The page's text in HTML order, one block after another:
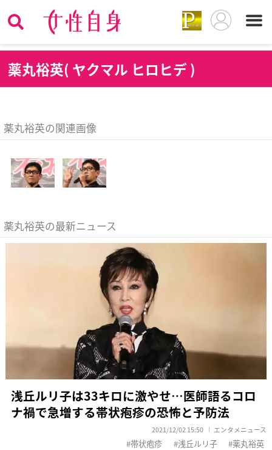
薬丸裕英( ヤクマル ヒロヒデ )
薬丸裕英の関連画像
薬丸裕英の最新ニュース
浅丘ルリ子は33キロに激やせ…医師語るコロ
ナ禍で急増する帯状疱疹の恐怖と予防法
2021/12/02 15:50 エンタメニュース
帯状疱疹 浅丘ルリ子 薬丸裕英